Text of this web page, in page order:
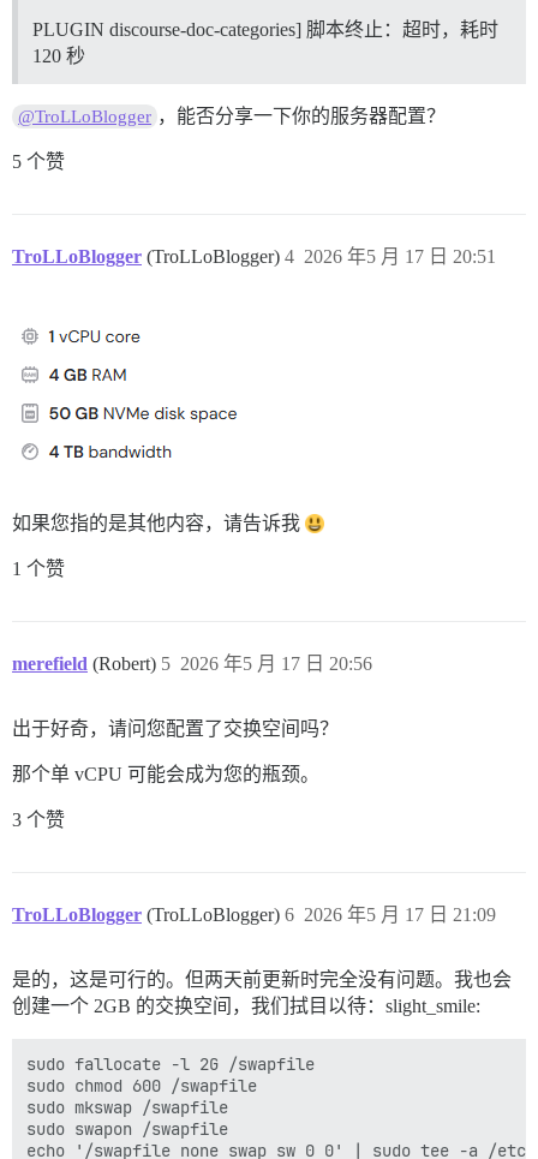
PLUGIN discourse-doc-categories] 脚本终止：超时，耗时
120 秒
@TroLLoBlogger ，能否分享一下你的服务器配置？
5 个赞
TroLLoBlogger (TroLLoBlogger) 2026 年5 月 17 日 20:51
4
如果您指的是其他内容，请告诉我
1 个赞
merefield (Robert) 2026 年5 月 17 日 20:56
5
出于好奇，请问您配置了交换空间吗？
那个单 vCPU 可能会成为您的瓶颈。
3 个赞
TroLLoBlogger (TroLLoBlogger) 2026 年5 月 17 日 21:09
6
是的，这是可行的。但两天前更新时完全没有问题。我也会
创建一个 2GB 的交换空间，我们拭目以待：slight_smile:
sudo fallocate -l 2G /swapfile
sudo chmod 600 /swapfile
sudo mkswap /swapfile
sudo swapon /swapfile